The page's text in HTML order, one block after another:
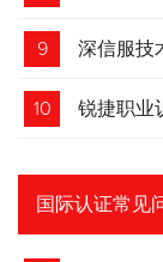
9 深信服技
10 锐捷职业
国际认证常见